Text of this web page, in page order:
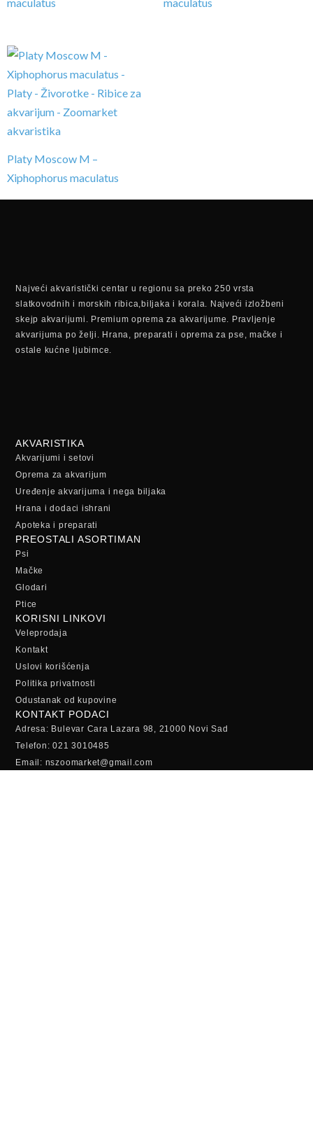
Platy Moscow M –
Xiphophorus maculatus
Najveći akvaristički centar u regionu sa preko 250 vrsta
slatkovodnih i morskih ribica,biljaka i korala. Najveći izložbeni
skejp akvarijumi. Premium oprema za akvarijume. Pravljenje
akvarijuma po želji. Hrana, preparati i oprema za pse, mačke i
ostale kućne ljubimce.
AKVARISTIKA
Akvarijumi i setovi
Oprema za akvarijum
Uređenje akvarijuma i nega biljaka
Hrana i dodaci ishrani
Apoteka i preparati
PREOSTALI ASORTIMAN
Psi
Mačke
Glodari
Ptice
KORISNI LINKOVI
Veleprodaja
Kontakt
Uslovi korišćenja
Politika privatnosti
Odustanak od kupovine
KONTAKT PODACI
Adresa: Bulevar Cara Lazara 98, 21000 Novi Sad
Telefon: 021 3010485
Email: nszoomarket@gmail.com